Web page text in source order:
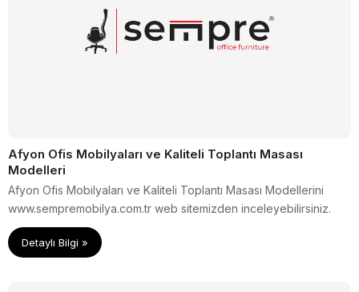
Afyon Ofis Mobilyaları ve Kaliteli Toplantı Masası
Modelleri
Afyon Ofis Mobilyaları ve Kaliteli Toplantı Masası Modellerini
www.sempremobilya.com.tr web sitemizden inceleyebilirsiniz.
Detaylı Bilgi »